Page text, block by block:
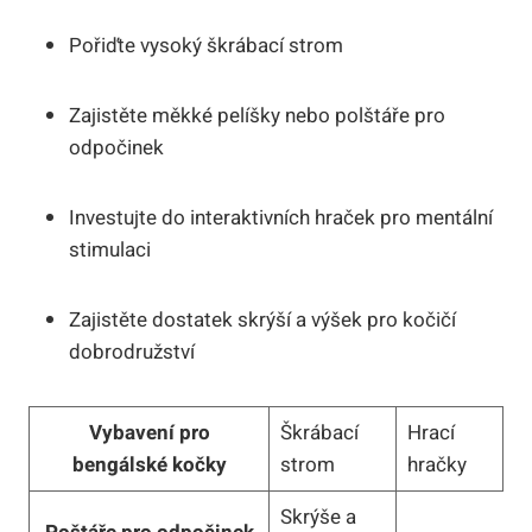
Pořiďte vysoký⁤ škrábací strom
Zajistěte měkké pelíšky⁤ nebo polštáře ​pro
‌odpočinek
Investujte do interaktivních hraček pro ⁢mentální
stimulaci
Zajistěte dostatek skrýší a výšek pro kočičí
⁢dobrodružství
Vybavení pro
bengálské kočky
Škrábací
‌strom
Hrací⁣
hračky
Skrýše a